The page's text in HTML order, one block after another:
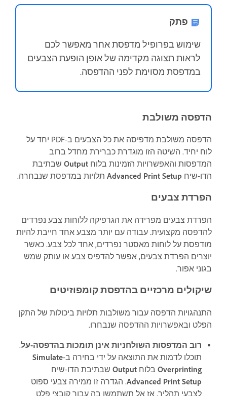
פתק
שימוש בפרופיל מדפסת אחר מאפשר לכם
לראות תצוגה מקדימה של אופן הופעת הצבעים
במדפסת מסוימת לפני ההדפסה.
הדפסה משולבת
הדפסה משולבת מדפיסה את כל הצבעים ב-PDF יחד על
לוח יחיד. השיטה הזו מוגדרת כברירת מחדל ברוב
המדפסות והאפשרויות הזמינות בלוח Output שבתיבת
הדו-שיח Advanced Print Setup תלויות במדפסת שנבחרה.
הפרדת צבעים
הפרדת צבעים מפרידה את הגרפיקה ללוחות צבע נפרדים
להדפסה מקצועית. עבודה עם יותר מצבע אחד חייבת להיות
מודפסת על לוחות מאסטר נפרדים, אחד לכל צבע. כאשר
יוצרים הפרדת צבעים, אפשר להדפיס צבע או עותק שמש
בגוני אפור.
שיקולים מרכזיים בהדפסת קומפוזיטים
התנהגויות הדפסה עבור משולבות תלויות ביכולות של התקן
הפלט ובאפשרויות ההדפסה שנבחרו.
רוב המדפסות השולחניות אינן תומכות בהדפסה-על.
תוכלו לדמות את התוצאה על ידי בחירה ב-Simulate
Overprinting בלוח Output שבתיבת הדו-שיח
Advanced Print Setup. הגדרה זו ממירה צבעי ספוט
לצבעי תהליך, אז אל תשתמשו בה עבור קובצי פלט